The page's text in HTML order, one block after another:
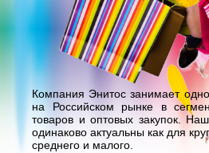
Компания Энитос занимает
на Российском рынке в
товаров и оптовых закупок.
одинаково актуальны как для
среднего и малого.